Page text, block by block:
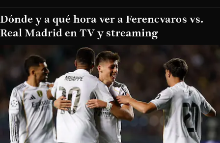
Dónde y a qué hora ver a Ferencvaros vs.
Real Madrid en TV y streaming